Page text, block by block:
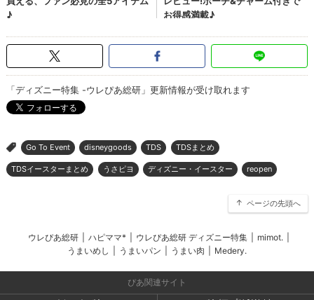
「ディズニー特集 -ウレぴあ総研」更新情報が受け取れます
> Go To Event disneygoods TDS TDSまとめ
TDSイースターまとめ うさピヨ ディズニー・イースター reopen
ページの先頭へ
ウレぴあ総研 ハピママ* ウレぴあ総研 ディズニー特集 mimot.
うまいめし
うまいパン うまい肉 Medery.
ぴあ関連サイト